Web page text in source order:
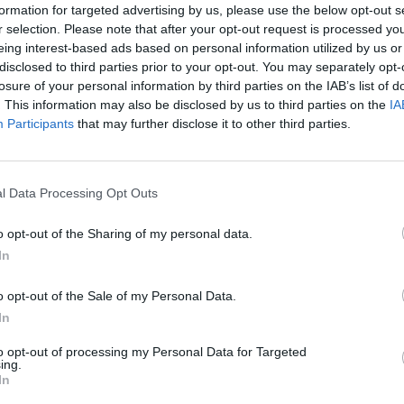
for targeted advertising by us, please use the below opt-out
selection. Please note that after your opt-out request is processed
interest-based ads based on personal information utilized by us
to third parties prior to your opt-out. You may separately
of your personal information by third parties on the IAB’s list of
This information may also be disclosed by us to third parties on the
Participants that may further disclose it to other third parties.
Data Processing Opt Outs
opt-out of the Sharing of my personal data.
opt-out of the Sale of my Personal Data.
opt-out of processing my Personal Data for Targeted
uscire". Blocco
provocazioni dei
di esponenti del Blocco
di estrema destra Casa Pound,
al campo nomadi di via Cesare
dei rom, alcuni italiani non si
striscione. Di fatto, hanno stretto il
impegnata in vari progetti, anche
rom, i manifestanti “hanno impedito a
anche una situazione di panico e
persone, esiste da oltre
persone è stato impedito a circa 90
6